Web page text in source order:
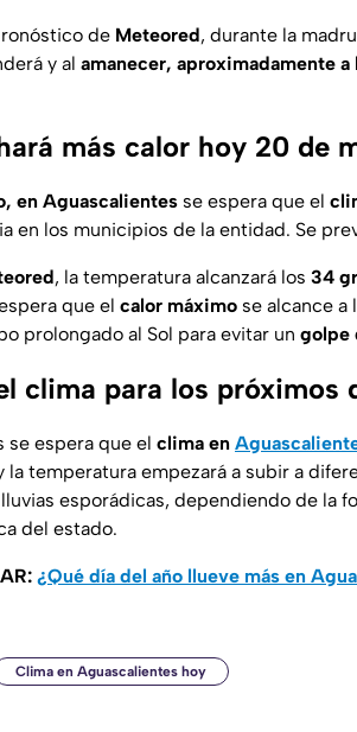
de Meteored, durante la
y al amanecer, aproximadamente a
más calor hoy 20 de
en Aguascalientes se espera que el
en los municipios de la entidad. Se
, la temperatura alcanzará los 34
que el calor máximo se alcance a
prolongado al Sol para evitar un golpe
clima para los próximos
se espera que el clima en
la temperatura empezará a subir a
esporádicas, dependiendo de la
del estado.
¿Qué día del año llueve más en
Clima en Aguascalientes hoy